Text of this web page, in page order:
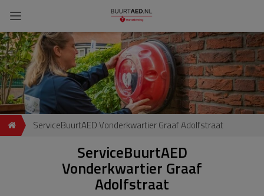
ServiceBuurtAED Vonderkwartier Graaf Adolfstraat
ServiceBuurtAED
Vonderkwartier Graaf
Adolfstraat